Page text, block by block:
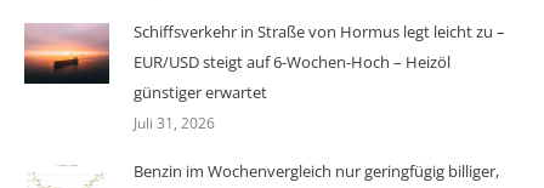
Schiffsverkehr in Straße von Hormus legt leicht zu –
EUR/USD steigt auf 6-Wochen-Hoch – Heizöl
günstiger erwartet
Juli 31, 2026
Benzin im Wochenvergleich nur geringfügig billiger,